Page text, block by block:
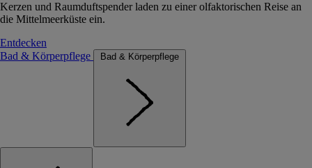
Kerzen und Raumduftspender laden zu einer olfaktorischen Reise an
die Mittelmeerküste ein.
Entdecken
Bad & Körperpflege
Bad & Körperpflege